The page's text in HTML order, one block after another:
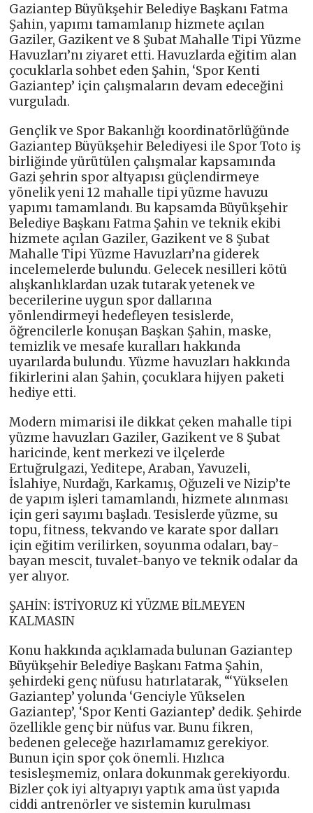
Gaziantep Büyükşehir Belediye Başkanı Fatma
Şahin, yapımı tamamlanıp hizmete açılan
Gaziler, Gazikent ve 8 Şubat Mahalle Tipi Yüzme
Havuzları’nı ziyaret etti. Havuzlarda eğitim alan
çocuklarla sohbet eden Şahin, ‘Spor Kenti
Gaziantep’ için çalışmaların devam edeceğini
vurguladı.
Gençlik ve Spor Bakanlığı koordinatörlüğünde
Gaziantep Büyükşehir Belediyesi ile Spor Toto iş
birliğinde yürütülen çalışmalar kapsamında
Gazi şehrin spor altyapısı güçlendirmeye
yönelik yeni 12 mahalle tipi yüzme havuzu
yapımı tamamlandı. Bu kapsamda Büyükşehir
Belediye Başkanı Fatma Şahin ve teknik ekibi
hizmete açılan Gaziler, Gazikent ve 8 Şubat
Mahalle Tipi Yüzme Havuzları’na giderek
incelemelerde bulundu. Gelecek nesilleri kötü
alışkanlıklardan uzak tutarak yetenek ve
becerilerine uygun spor dallarına
yönlendirmeyi hedefleyen tesislerde,
öğrencilerle konuşan Başkan Şahin, maske,
temizlik ve mesafe kuralları hakkında
uyarılarda bulundu. Yüzme havuzları hakkında
fikirlerini alan Şahin, çocuklara hijyen paketi
hediye etti.
Modern mimarisi ile dikkat çeken mahalle tipi
yüzme havuzları Gaziler, Gazikent ve 8 Şubat
haricinde, kent merkezi ve ilçelerde
Ertuğrulgazi, Yeditepe, Araban, Yavuzeli,
İslahiye, Nurdağı, Karkamış, Oğuzeli ve Nizip’te
de yapım işleri tamamlandı, hizmete alınması
için geri sayımı başladı. Tesislerde yüzme, su
topu, fitness, tekvando ve karate spor dalları
için eğitim verilirken, soyunma odaları, bay-
bayan mescit, tuvalet-banyo ve teknik odalar da
yer alıyor.
ŞAHİN: İSTİYORUZ Kİ YÜZME BİLMEYEN
KALMASIN
Konu hakkında açıklamada bulunan Gaziantep
Büyükşehir Belediye Başkanı Fatma Şahin,
şehirdeki genç nüfusu hatırlatarak, “‘Yükselen
Gaziantep’ yolunda ‘Genciyle Yükselen
Gaziantep’, ‘Spor Kenti Gaziantep’ dedik. Şehirde
özellikle genç bir nüfus var. Bunu fikren,
bedenen geleceğe hazırlamamız gerekiyor.
Bunun için spor çok önemli. Hızlıca
tesisleşmemiz, onlara dokunmak gerekiyordu.
Bizler çok iyi altyapıyı yaptık ama üst yapıda
ciddi antrenörler ve sistemin kurulması